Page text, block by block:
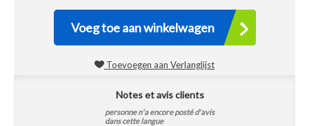
Voeg toe aan winkelwagen
Toevoegen aan Verlanglijst
Notes et avis clients
personne n'a encore posté d'avis
dans cette langue